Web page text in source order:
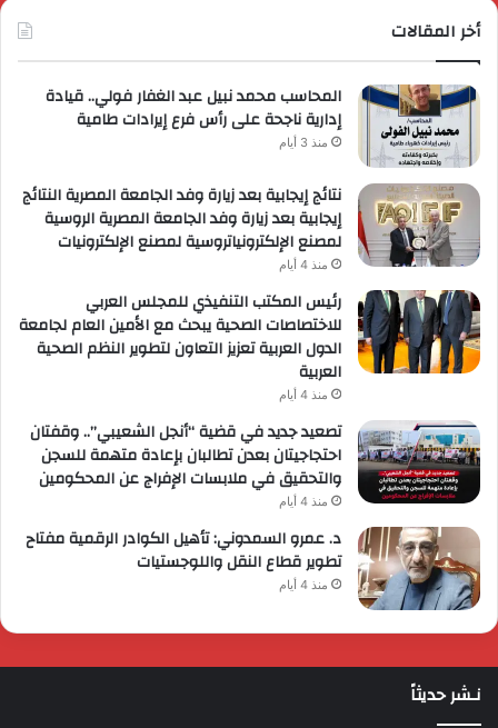
أخر المقالات
المحاسب محمد نبيل عبد الغفار فولي.. قيادة
إدارية ناجحة على رأس فرع إيرادات طامية
منذ 3 أيام
نتائج إيجابية بعد زيارة وفد الجامعة المصرية النتائج
إيجابية بعد زيارة وفد الجامعة المصرية الروسية
لمصنع الإلكترونياتروسية لمصنع الإلكترونيات
منذ 4 أيام
رئيس المكتب التنفيذي للمجلس العربي
للاختصاصات الصحية يبحث مع الأمين العام لجامعة
الدول العربية تعزيز التعاون لتطوير النظم الصحية
العربية
منذ 4 أيام
تصعيد جديد في قضية “أنجل الشعيبي”.. وقفتان
احتجاجيتان بعدن تطالبان بإعادة متهمة للسجن
والتحقيق في ملابسات الإفراج عن المحكومين
منذ 4 أيام
د. عمرو السمدوني: تأهيل الكوادر الرقمية مفتاح
تطوير قطاع النقل واللوجستيات
منذ 4 أيام
نـشر حديثاً